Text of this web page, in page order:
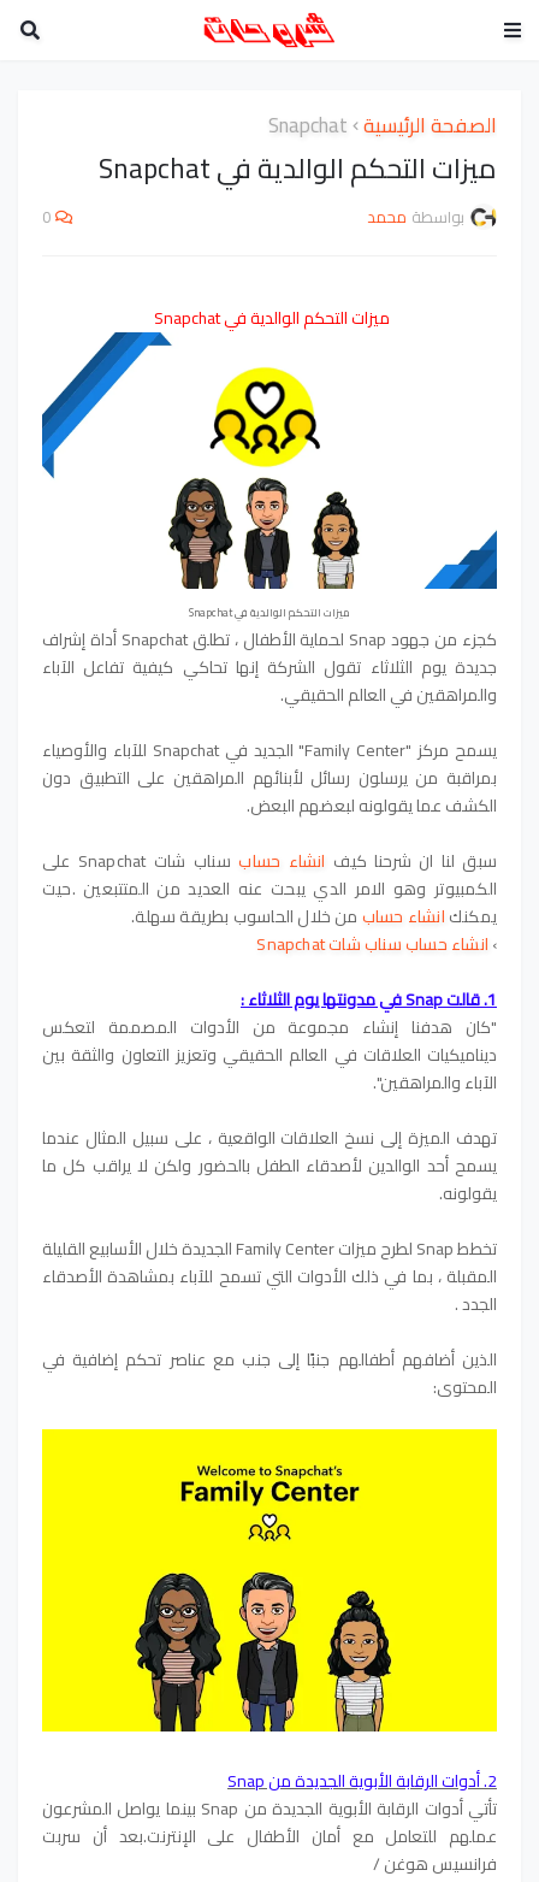
الصفحة الرئيسية Snapchat
ميزات التحكم الوالدية في Snapchat
بواسطة محمد 0
ميزات التحكم الوالدية في Snapchat
ميزات التحكم الوالدية في Snapchat
كجزء من جهود Snap لحماية الأطفال ، تطلق Snapchat أداة إشراف
جديدة يوم الثلاثاء تقول الشركة إنها تحاكي كيفية تفاعل الآباء
والمراهقين في العالم الحقيقي.
يسمح مركز "Family Center" الجديد في Snapchat للآباء والأوصياء
بمراقبة من يرسلون رسائل لأبنائهم المراهقين على التطبيق دون
الكشف عما يقولونه لبعضهم البعض.
سبق لنا ان شرحنا كيف انشاء حساب سناب شات Snapchat
على
الكمبيوتر وهو الامر الدي يبحت عنه العديد من المتتبعين .حيت
يمكنكانشاء حسابمن خلال الحاسوب بطريقة سهلة.
›انشاء حسابسناب شات Snapchat
1. قالت Snap في مدونتها يوم الثلاثاء :
"كان هدفنا إنشاء مجموعة من الأدوات المصممة لتعكس
ديناميكيات العلاقات في العالم الحقيقي وتعزيز التعاون والثقة بين
الآباء والمراهقين".
تهدف الميزة إلى نسخ العلاقات الواقعية ، على سبيل المثال عندما
يسمح أحد الوالدين لأصدقاء الطفل بالحضور ولكن لا يراقب كل ما
يقولونه.
تخطط Snap لطرح ميزات Family Center الجديدة خلال الأسابيع القليلة
المقبلة ، بما في ذلك الأدوات التي تسمح للآباء بمشاهدة الأصدقاء
الجدد .
الذين أضافهم أطفالهم جنبًا إلى جنب مع عناصر تحكم إضافية في
المحتوى:
2. أدوات الرقابة الأبوية الجديدة من Snap
تأتي أدوات الرقابة الأبوية الجديدة من Snap بينما يواصل المشرعون
عملهم للتعامل مع أمان الأطفال على الإنترنت.بعد أن سربت
فرانسيس هوغن /